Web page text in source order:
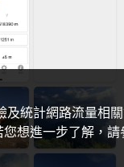
統計網路流量相
想進一步了解，